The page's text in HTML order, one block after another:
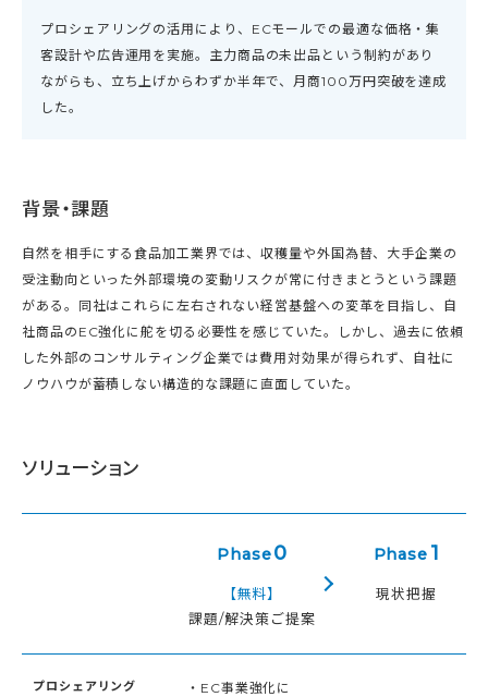
プロシェアリングの活用により、ECモールでの最適な価格・集
客設計や広告運用を実施。主力商品の未出品という制約があり
ながらも、立ち上げからわずか半年で、月商100万円突破を達成
した。
背景・課題
自然を相手にする食品加工業界では、収穫量や外国為替、大手企業の
受注動向といった外部環境の変動リスクが常に付きまとうという課題
がある。同社はこれらに左右されない経営基盤への変革を目指し、自
社商品のEC強化に舵を切る必要性を感じていた。しかし、過去に依頼
した外部のコンサルティング企業では費用対効果が得られず、自社に
ノウハウが蓄積しない構造的な課題に直面していた。
ソリューション
Phase0
【無料】
課題/解決策ご提案
Phase 1
現状把握
プロシェアリング
・EC事業強化に